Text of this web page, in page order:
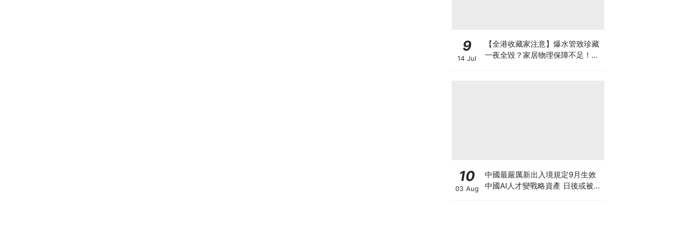
9
14 Jul
【全港收藏家注意】爆水管致珍藏
一夜全毀？家居物理保障不足！如
10
03 Aug
中國最嚴厲新出入境規定9月生效
中國AI人才變戰略資產 日後或被嚴